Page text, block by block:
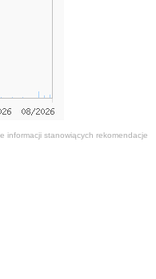
informacji stanowiących rekomendacje